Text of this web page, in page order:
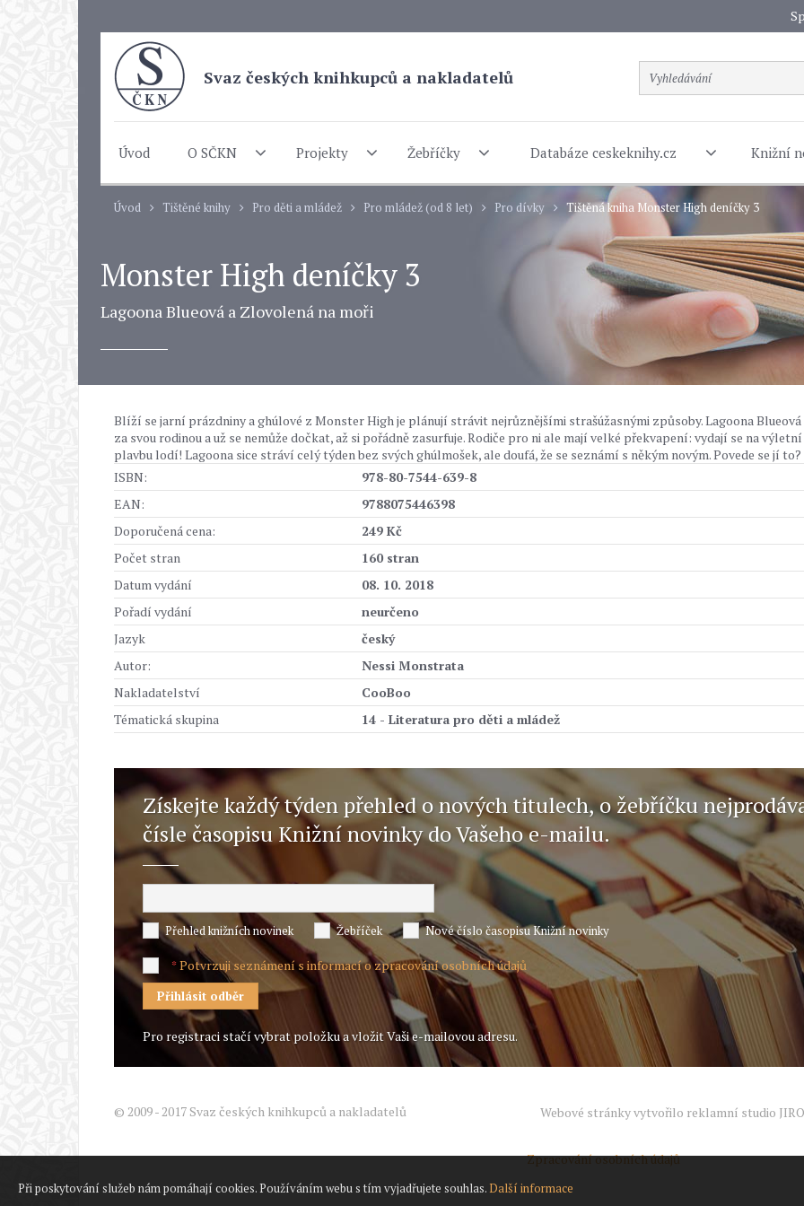
Svaz českých knihkupců a nakladatelů
Úvod O SČKN Projekty Žebříčky Databáze ceskeknihy.cz Knižní
Úvod Tištěné knihy Pro děti a mládež Pro mládež (od 8 let) Pro dívky Tištěná kniha Monster High deníčky 3
Monster High deníčky 3
Lagoona Blueová a Zlovolená na moři
Blíží se jarní prázdniny a ghúlové z Monster High je plánují strávit nejrůznějšími strašúžasnými způsoby. Lagoona Blueová
za svou rodinou a už se nemůže dočkat, až si pořádně zasurfuje. Rodiče pro ni ale mají velké překvapení: vydají se na výletní
plavbu lodí! Lagoona sice stráví celý týden bez svých ghúlmošek, ale doufá, že se seznámí s někým novým. Povede se jí to?
ISBN:
978-80-7544-639-8
EAN:
9788075446398
Doporučená cena:
249 Kč
Počet stran
160 stran
Datum vydání
08. 10. 2018
Pořadí vydání
neurčeno
Jazyk
český
Autor:
Nessi Monstrata
Nakladatelství
CooBoo
Tématická skupina
14 - Literatura pro děti a mládež
Získejte každý týden přehled o nových titulech, o žebříčku
čísle časopisu Knižní novinky do Vašeho e-mailu.
Přehled knižních novinek Žebříček Nové číslo časopisu Knižní novinky
*Potvrzuji seznámení s informací o zpracování osobních údajů
Pro registraci stačí vybrat položku a vložit Vaši e-mailovou adresu.
© 2009 - 2017 Svaz českých knihkupců a nakladatelů Webové stránky vytvořilo reklamní studio
Zpracování osobních údajů
Při poskytování služeb nám pomáhají cookies. Používáním webu s tím vyjadřujete souhlas.Další informace